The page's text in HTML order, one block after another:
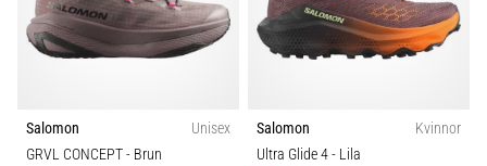
Salomon
Unisex
GRVL CONCEPT- Brun
Salomon
Kvinnor
Ultra Glide 4- Lila